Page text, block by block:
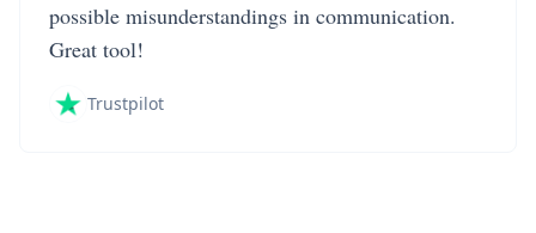
possible misunderstandings in communication.
Great tool!
Trustpilot